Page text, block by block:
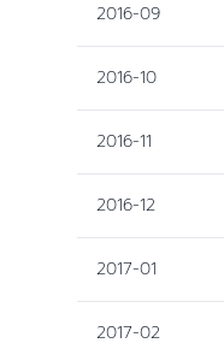
2016-09
2016-10
2016-11
2016-12
2017-01
2017-02